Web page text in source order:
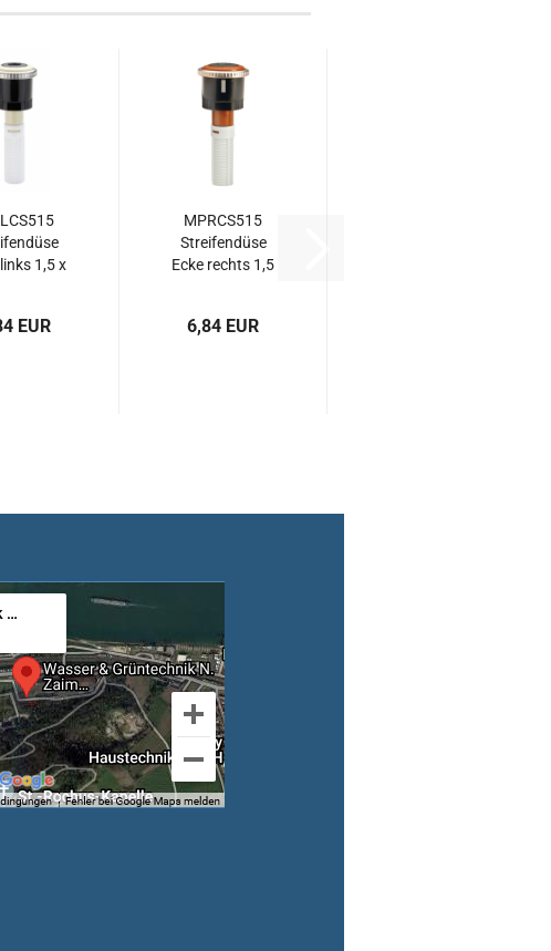
1,5 x
EUR
MPRCS515
Streifendüse
Ecke rechts 1,5
6,84 EUR